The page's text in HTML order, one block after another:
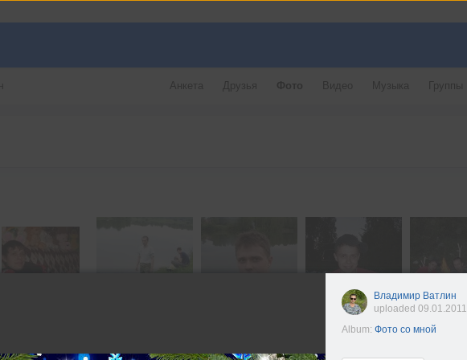
Анкета Друзья Фото Видео Музыка Группы
Владимир Ватлин
uploaded 09.01.2011
Album: Фото со мной